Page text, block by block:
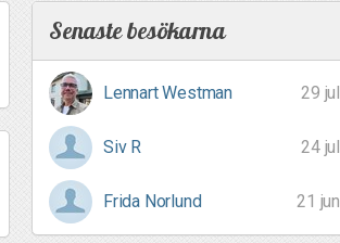
Senaste besökarna
Lennart Westman 29 jul
Siv R 24 jul
Frida Norlund 21 jun